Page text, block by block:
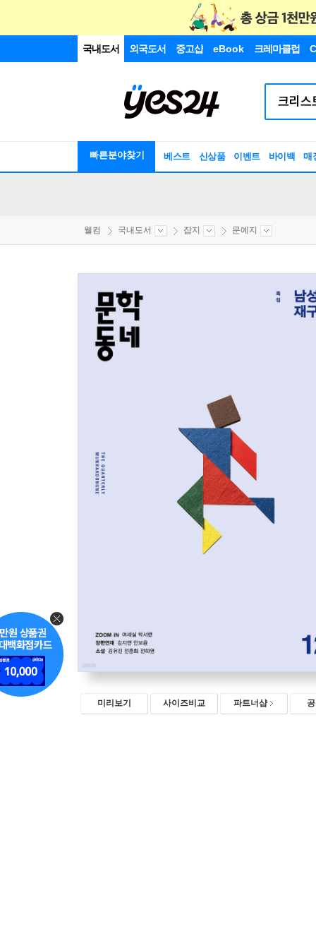
국내도서 외국도서 중고샵 eBook 크레마클럽
빠른분야찾기 베스트 신상품 이벤트 바이백 매
웰컴 국내도서 잡지 문예지
미리보기 사이즈비교 파트너샵